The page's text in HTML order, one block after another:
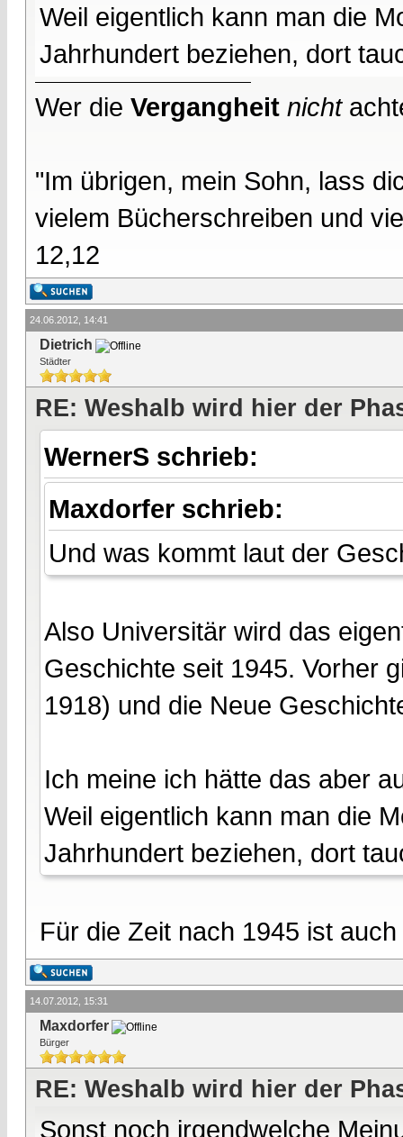
Weil eigentlich kann man die
Jahrhundert beziehen, dort
Wer die Vergangheit nicht
"Im übrigen, mein Sohn, lass
vielem Bücherschreiben und
12,12
24.06.2012, 14:41
Dietrich
Städter
RE: Weshalb wird hier der
WernerS schrieb:
Maxdorfer schrieb:
Und was kommt laut der
Also Universitär wird das
Geschichte seit 1945. Vorher
1918) und die Neue
Ich meine ich hätte das aber
Weil eigentlich kann man die
Jahrhundert beziehen, dort
Für die Zeit nach 1945 ist
14.07.2012, 15:31
Maxdorfer
Bürger
RE: Weshalb wird hier der
Sonst noch irgendwelche